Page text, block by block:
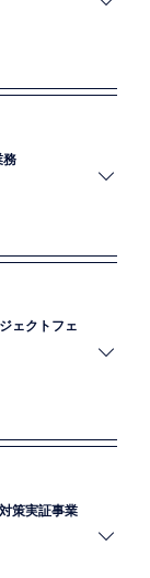
、事業効果の検
評価指標の設定、
援・助言を実施し
務
のために、実証
施デザインの作成
EBPMの基礎知識
します。
ェクトフェ
等及び前期中等教
教育の公平性の向
ける正課内外での
す。私たちは、そ
策実証事業